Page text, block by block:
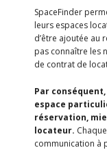
SpaceFinder
leurs espaces
d’être ajoutée au
pas connaître les
de contrat de
Par
espace
réservation,
locateur.
communication à